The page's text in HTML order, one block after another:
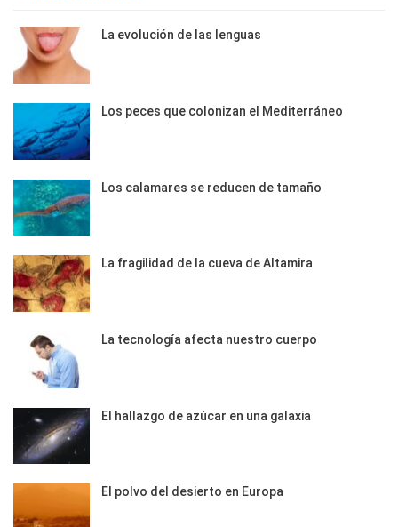
La evolución de las lenguas
Los peces que colonizan el Mediterráneo
Los calamares se reducen de tamaño
La fragilidad de la cueva de Altamira
La tecnología afecta nuestro cuerpo
El hallazgo de azúcar en una galaxia
El polvo del desierto en Europa